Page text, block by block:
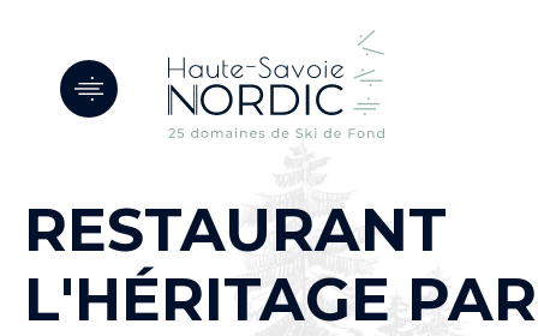
RESTAURANT
L'HÉRITAGE PAR